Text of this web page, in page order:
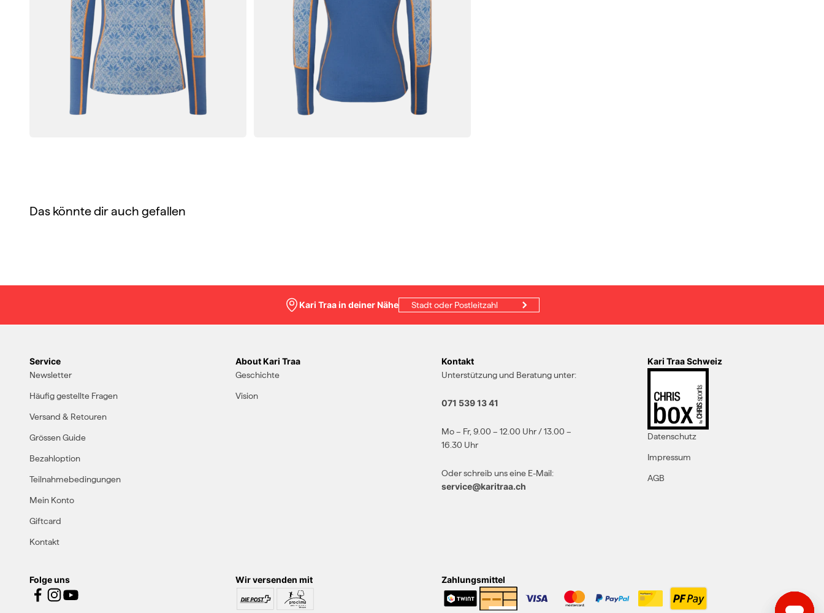
Das könnte dir auch gefallen
Kari Traa in deiner Nähe
Service
Newsletter
Häufig gestellte Fragen
Versand & Retouren
Grössen Guide
Bezahloption
Teilnahmebedingungen
Mein Konto
Giftcard
Kontakt
About Kari Traa
Geschichte
Vision
Kontakt
Unterstützung und Beratung unter:
071 539 13 41
Mo – Fr, 9.00 – 12.00 Uhr / 13.00 –
16.30 Uhr
Oder schreib uns eine E-Mail:
service@karitraa.ch
Kari Traa Schweiz
Datenschutz
Impressum
AGB
Folge uns Wir versenden mit Zahlungsmittel